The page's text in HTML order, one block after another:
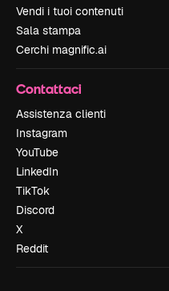
Vendi i tuoi contenuti
Sala stampa
Cerchi magnific.ai
Contattaci
Assistenza clienti
Instagram
YouTube
LinkedIn
TikTok
Discord
X
Reddit